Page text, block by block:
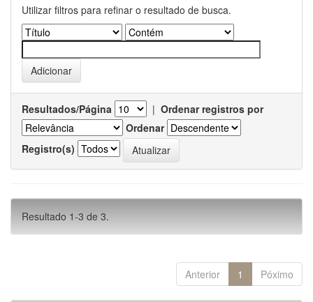
Utilizar filtros para refinar o resultado de busca.
Resultados/Página | Ordenar registros por
Ordenar
Registro(s)
Resultado 1-3 de 3.
Anterior 1 Póximo